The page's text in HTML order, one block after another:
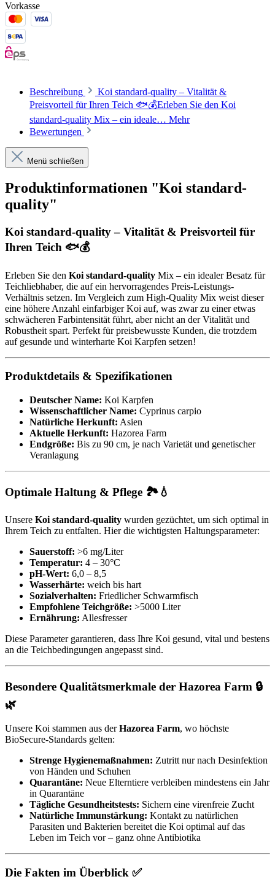
Vorkasse
Beschreibung
Koi standard-quality – Vitalität &
Preisvorteil für Ihren Teich 🐟💰Erleben Sie den Koi
standard-quality Mix – ein ideale… Mehr
Bewertungen
Menü schließen
Produktinformationen "Koi standard-
quality"
Koi standard-quality – Vitalität & Preisvorteil für
Ihren Teich 🐟💰
Erleben Sie den Koi standard-quality Mix – ein idealer Besatz für
Teichliebhaber, die auf ein hervorragendes Preis-Leistungs-
Verhältnis setzen. Im Vergleich zum High-Quality Mix weist dieser
eine höhere Anzahl einfarbiger Koi auf, was zwar zu einer etwas
schwächeren Farbintensität führt, aber nicht an der Vitalität und
Robustheit spart. Perfekt für preisbewusste Kunden, die trotzdem
auf gesunde und winterharte Koi Karpfen setzen!
Produktdetails & Spezifikationen
Deutscher Name: Koi Karpfen
Wissenschaftlicher Name: Cyprinus carpio
Natürliche Herkunft: Asien
Aktuelle Herkunft: Hazorea Farm
Endgröße: Bis zu 90 cm, je nach Varietät und genetischer
Veranlagung
Optimale Haltung & Pflege 🏞️💧
Unsere Koi standard-quality wurden gezüchtet, um sich optimal in
Ihrem Teich zu entfalten. Hier die wichtigsten Haltungsparameter:
Sauerstoff: >6 mg/Liter
Temperatur: 4 – 30°C
pH-Wert: 6,0 – 8,5
Wasserhärte: weich bis hart
Sozialverhalten: Friedlicher Schwarmfisch
Empfohlene Teichgröße: >5000 Liter
Ernährung: Allesfresser
Diese Parameter garantieren, dass Ihre Koi gesund, vital und bestens
an die Teichbedingungen angepasst sind.
Besondere Qualitätsmerkmale der Hazorea Farm 🔒
🌿
Unsere Koi stammen aus derHazorea Farm, wo höchste
BioSecure-Standards gelten:
Strenge Hygienemaßnahmen: Zutritt nur nach Desinfektion
von Händen und Schuhen
Quarantäne: Neue Elterntiere verbleiben mindestens ein Jahr
in Quarantäne
Tägliche Gesundheitstests: Sichern eine virenfreie Zucht
Natürliche Immunstärkung: Kontakt zu natürlichen
Parasiten und Bakterien bereitet die Koi optimal auf das
Leben im Teich vor – ganz ohne Antibiotika
Die Fakten im Überblick ✅